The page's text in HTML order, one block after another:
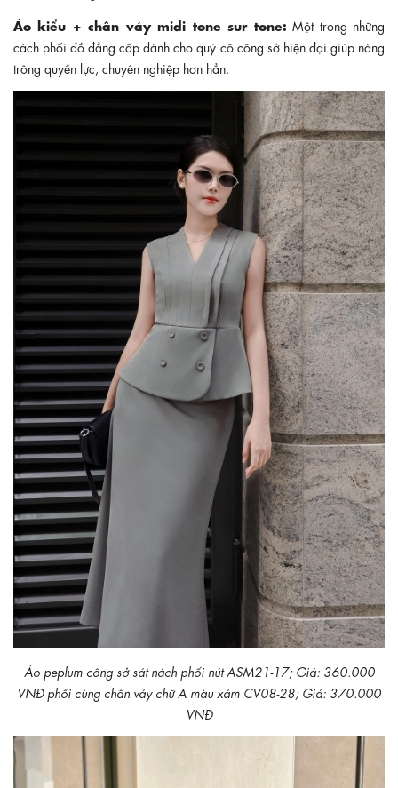
Áo kiểu + chân váy midi tone sur tone: Một trong những
cách phối đồ đẳng cấp dành cho quý cô công sở hiện đại giúp nàng
trông quyền lực, chuyên nghiệp hơn hẳn.
Áo peplum công sở sát nách phối nút ASM21-17; Giá: 360.000
VNĐ phối cùng chân váy chữ A màu xám CV08-28; Giá: 370.000
VNĐ